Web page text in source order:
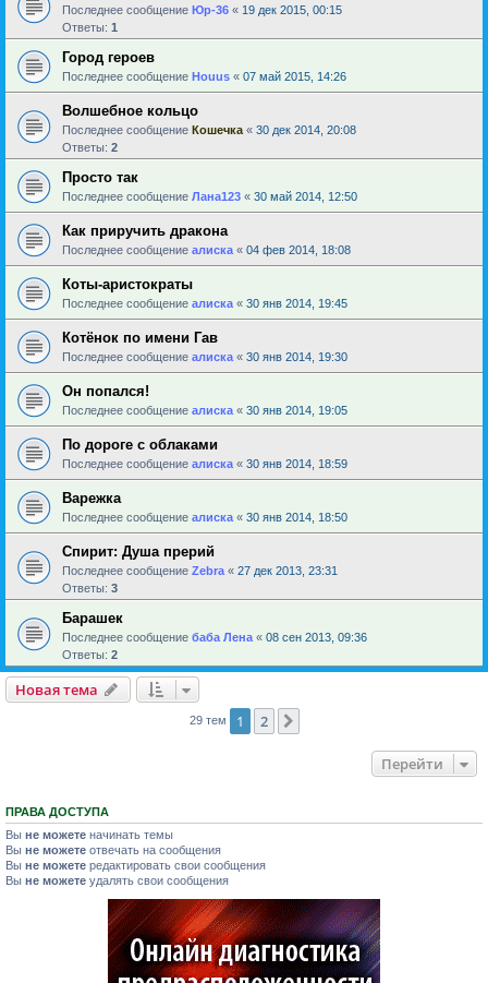
Последнее сообщение Юр-36 « 19 дек 2015, 00:15
Ответы: 1
Город героев
Последнее сообщение Houus « 07 май 2015, 14:26
Волшебное кольцо
Последнее сообщение Кошечка « 30 дек 2014, 20:08
Ответы: 2
Просто так
Последнее сообщение Лана123 « 30 май 2014, 12:50
Как приручить дракона
Последнее сообщение алиска « 04 фев 2014, 18:08
Коты-аристократы
Последнее сообщение алиска « 30 янв 2014, 19:45
Котёнок по имени Гав
Последнее сообщение алиска « 30 янв 2014, 19:30
Он попался!
Последнее сообщение алиска « 30 янв 2014, 19:05
По дороге с облаками
Последнее сообщение алиска « 30 янв 2014, 18:59
Варежка
Последнее сообщение алиска « 30 янв 2014, 18:50
Спирит: Душа прерий
Последнее сообщение Zebra « 27 дек 2013, 23:31
Ответы: 3
Барашек
Последнее сообщение баба Лена « 08 сен 2013, 09:36
Ответы: 2
Новая тема
29 тем 1 2
Перейти
ПРАВА ДОСТУПА
Вы не можете начинать темы
Вы не можете отвечать на сообщения
Вы не можете редактировать свои сообщения
Вы не можете удалять свои сообщения